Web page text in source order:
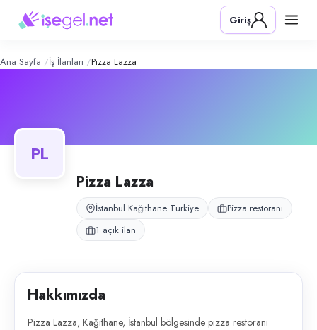
Lazza– Şirket Profili
Konum:
Pizza Lazza, Kağıthane, İstanbul bölgesinde pizza restoranı
Giriş
Ana Sayfa İş İlanları Pizza Lazza
PL
Pizza Lazza
İstanbul Kağıthane Türkiye
Pizza restoranı
1 açık ilan
Hakkımızda
Pizza Lazza, Kağıthane, İstanbul bölgesinde pizza restoranı